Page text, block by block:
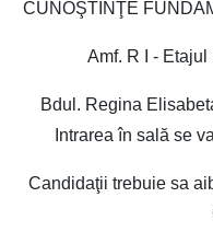
CUNOŞTINŢE
Amf. R I -
Bdul. Regina
Intrarea în sală se
Candidaţii trebuie sa